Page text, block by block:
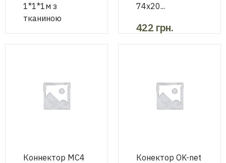
1*1*1м з
тканиною
74х20...
422 грн.
Коннектор MC4
Конектор OK-net